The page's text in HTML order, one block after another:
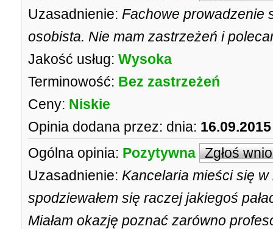
Uzasadnienie: Fachowe prowadzenie
osobista. Nie mam zastrzeżeń i
Jakość usług: Wysoka
Terminowość: Bez zastrzeżeń
Ceny: Niskie
Opinia dodana przez: dnia:
Ogólna opinia: Pozytywna Zgłoś
Uzasadnienie: Kancelaria mieści się
spodziewałem się raczej jakiegoś
Miałam okazję poznać zarówno